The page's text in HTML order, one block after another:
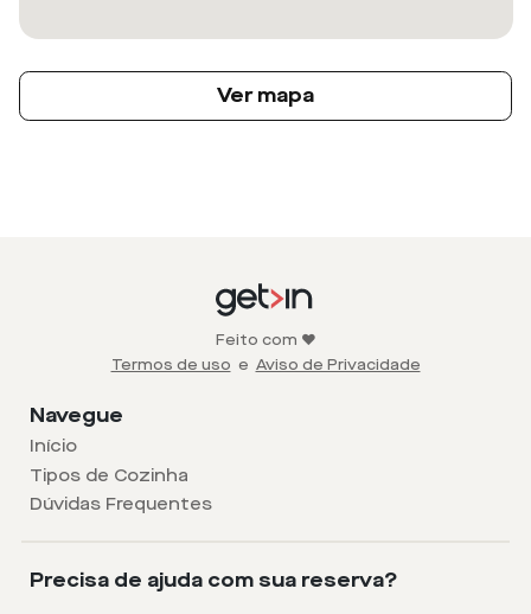
Ver mapa
Feito com ❤️
Termos de uso e Aviso de Privacidade
Navegue
Início
Tipos de Cozinha
Dúvidas Frequentes
Precisa de ajuda com sua reserva?